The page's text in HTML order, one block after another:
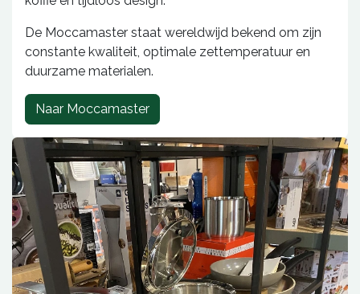
De Moccamaster staat wereldwijd bekend om zijn
constante kwaliteit, optimale zettemperatuur en
duurzame materialen.
Naar Moccamaster